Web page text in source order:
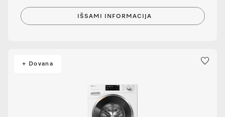
IŠSAMI INFORMACIJA
+ Dovana